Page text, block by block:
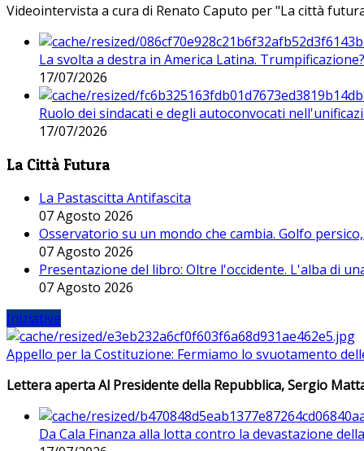
Videointervista a cura di Renato Caputo per "La città
La svolta a destra in America Latina. Trumpificazione?
17/07/2026
Ruolo dei sindacati e degli autoconvocati
17/07/2026
La Città Futura
La Pastascitta Antifascita
07 Agosto 2026
Osservatorio su un mondo che cambia. Golfo
07 Agosto 2026
Presentazione del libro: Oltre l'occidente. L'alba di
07 Agosto 2026
Iniziative
Appello per la Costituzione: Fermiamo lo svuotamento
Lettera aperta Al Presidente della Repubblica, Sergio
Da Cala Finanza alla lotta contro la devastazione